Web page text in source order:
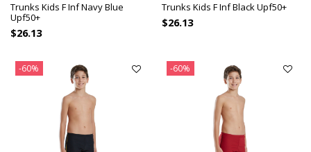
Trunks Kids F Inf Navy Blue
Upf50+
$26.13
Trunks Kids F Inf Black Upf50+
$26.13
-60% -60%